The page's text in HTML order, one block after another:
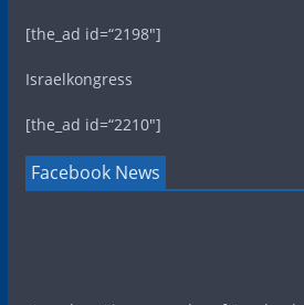
[the_ad id=“2198″]
Israelkongress
[the_ad id=“2210″]
Facebook News